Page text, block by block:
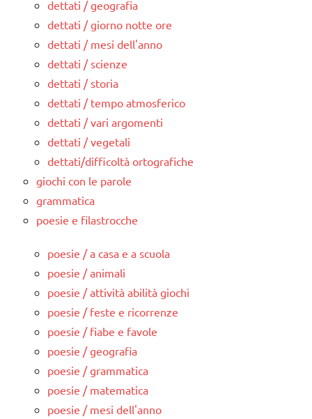
dettati / geografia
dettati / giorno notte ore
dettati / mesi dell'anno
dettati / scienze
dettati / storia
dettati / tempo atmosferico
dettati / vari argomenti
dettati / vegetali
dettati/difficoltà ortografiche
giochi con le parole
grammatica
poesie e filastrocche
poesie / a casa e a scuola
poesie / animali
poesie / attività abilità giochi
poesie / feste e ricorrenze
poesie / fiabe e favole
poesie / geografia
poesie / grammatica
poesie / matematica
poesie / mesi dell'anno